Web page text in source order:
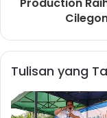
Production
Tulisan yang